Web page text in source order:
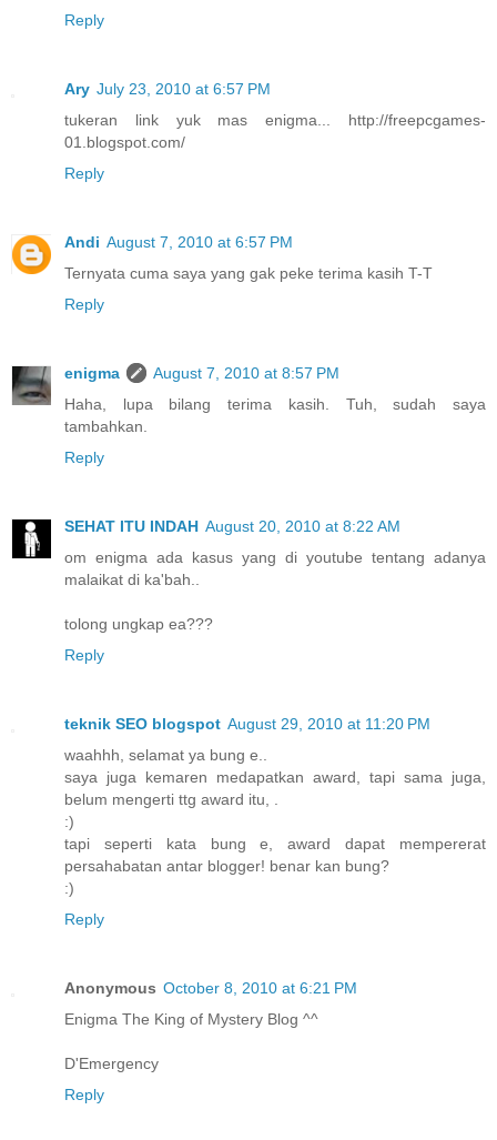
Reply
Ary July 23, 2010 at 6:57 PM
tukeran link yuk mas enigma... http://freepcgames-
01.blogspot.com/
Reply
Andi August 7, 2010 at 6:57 PM
Ternyata cuma saya yang gak peke terima kasih T-T
Reply
enigma
August 7, 2010 at 8:57 PM
Haha, lupa bilang terima kasih. Tuh, sudah saya
tambahkan.
Reply
SEHAT ITU INDAH August 20, 2010 at 8:22 AM
om enigma ada kasus yang di youtube tentang adanya
malaikat di ka'bah..
tolong ungkap ea???
Reply
teknik SEO blogspot August 29, 2010 at 11:20 PM
waahhh, selamat ya bung e..
saya juga kemaren medapatkan award, tapi sama juga,
belum mengerti ttg award itu, .
:)
tapi seperti kata bung e, award dapat mempererat
persahabatan antar blogger! benar kan bung?
:)
Reply
Anonymous October 8, 2010 at 6:21 PM
Enigma The King of Mystery Blog ^^
D'Emergency
Reply